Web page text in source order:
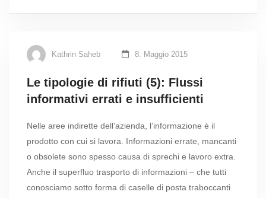
Kathrin Saheb 8. Maggio 2015
Le tipologie di rifiuti (5): Flussi
informativi errati e insufficienti
Nelle aree indirette dell’azienda, l’informazione è il
prodotto con cui si lavora. Informazioni errate, mancanti
o obsolete sono spesso causa di sprechi e lavoro extra.
Anche il superfluo trasporto di informazioni – che tutti
conosciamo sotto forma di caselle di posta traboccanti